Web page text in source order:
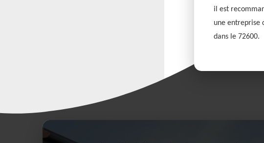
il est
une entreprise
dans le 72600.